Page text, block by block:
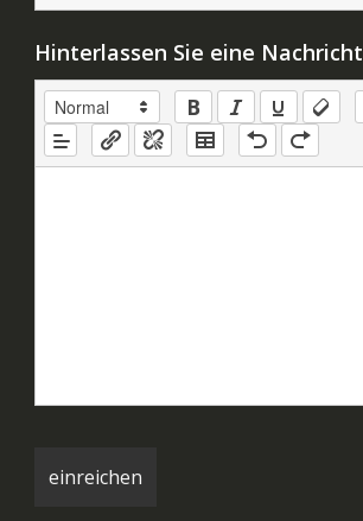
Hinterlassen Sie eine Nachricht